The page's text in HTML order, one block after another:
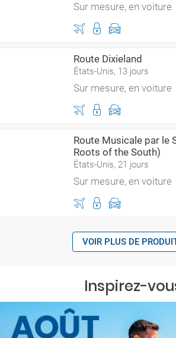
Sur mesure, en voiture
Route Dixieland
États-Unis, 13 jours
Sur mesure, en voiture
Route Musicale par le
Roots of the South)
États-Unis, 21 jours
Sur mesure, en voiture
VOIR PLUS DE
Inspirez-